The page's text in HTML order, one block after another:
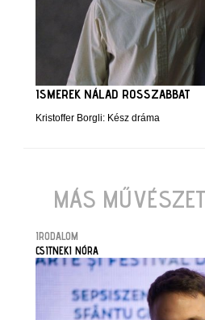
ISMEREK NÁLAD ROSSZABBAT
Kristoffer Borgli: Kész dráma
MÁS
IRODALOM
CSITNEKI NÓRA